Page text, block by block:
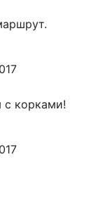
с корками!